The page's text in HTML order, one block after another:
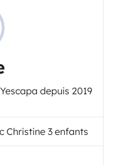
depuis 2019
Christine 3 enfants